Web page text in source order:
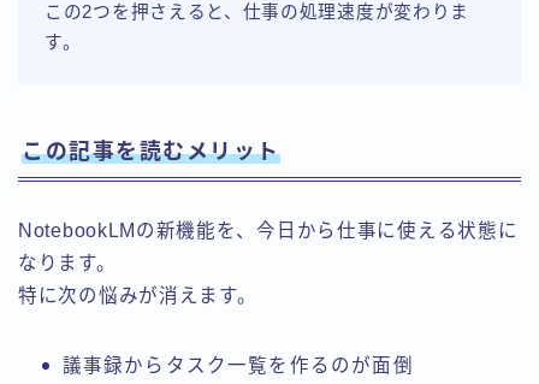
この2つを押さえると、仕事の処理速度が変わりま
す。
この記事を読むメリット
NotebookLMの新機能を、今日から仕事に使える状態に
なります。
特に次の悩みが消えます。
議事録からタスク一覧を作るのが面倒